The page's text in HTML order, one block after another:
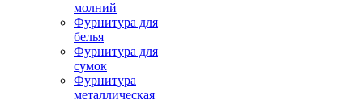
молний
Фурнитура для
белья
Фурнитура для
сумок
Фурнитура
металлическая